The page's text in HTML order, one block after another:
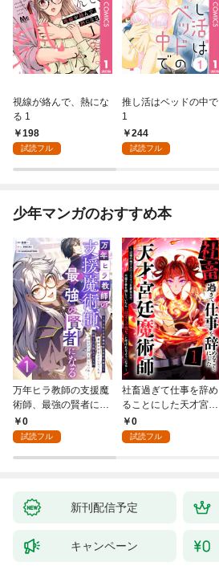
視線が絡んで、熱にな
る 1
198
試読フル
推し活はベッドの中で
1
244
試読フル
少年マンガのおすすめ本
万年ヒラ教師の支援魔
術師、最強の賢者にな
る～不人気の支援魔術
師は給料泥棒だと魔術
が、出世した元教え子
0
試読フル
社畜過ぎて仕事を辞め
ることにした天才宮廷
魔術師～辺境の地でス
ローライフを夢見る
0
試読フル
新刊配信予定
キャンペーン